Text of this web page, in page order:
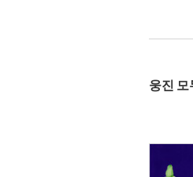
웅진 모